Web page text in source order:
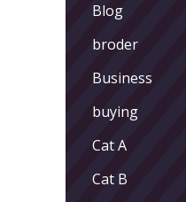
Blog
broder
Business
buying
Cat A
Cat B